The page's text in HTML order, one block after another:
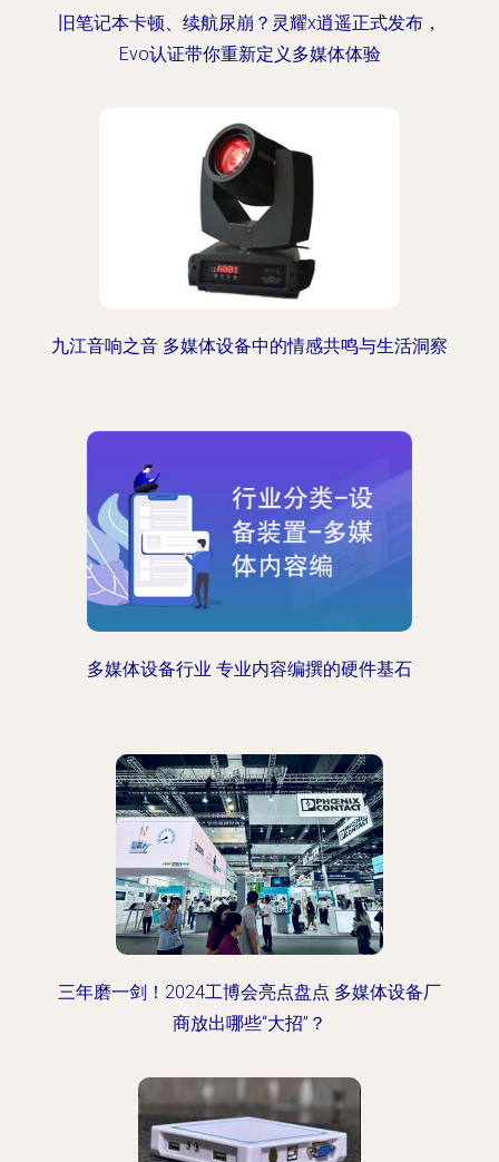
旧笔记本卡顿、续航尿崩？灵耀x逍遥正式发布，
Evo认证带你重新定义多媒体体验
九江音响之音 多媒体设备中的情感共鸣与生活洞察
多媒体设备行业 专业内容编撰的硬件基石
三年磨一剑！2024工博会亮点盘点 多媒体设备厂
商放出哪些“大招”？